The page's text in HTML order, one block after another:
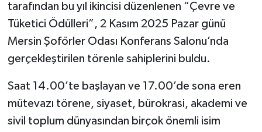
tarafından bu yıl ikincisi düzenlenen “Çevre ve
Tüketici Ödülleri”, 2 Kasım 2025 Pazar günü
Mersin Şoförler Odası Konferans Salonu’nda
gerçekleştirilen törenle sahiplerini buldu.
Saat 14.00’te başlayan ve 17.00’de sona eren
mütevazı törene, siyaset, bürokrasi, akademi ve
sivil toplum dünyasından birçok önemli isim